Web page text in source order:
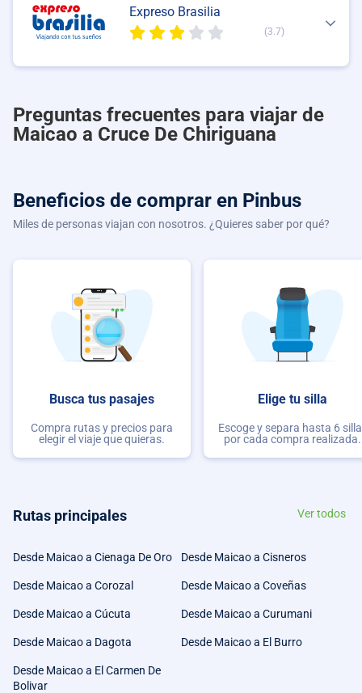
Expreso Brasilia
(3.7)
Preguntas frecuentes para viajar de
Maicao a Cruce De Chiriguana
Beneficios de comprar en Pinbus
Miles de personas viajan con nosotros. ¿Quieres saber por qué?
Busca tus pasajes
Compra rutas y precios para
elegir el viaje que quieras.
Elige tu silla
Escoge y separa hasta 6
por cada compra realizada.
Rutas principales Ver todos
Desde Maicao a Cienaga De Oro Desde Maicao a Cisneros
Desde Maicao a Corozal Desde Maicao a Coveñas
Desde Maicao a Cúcuta Desde Maicao a Curumani
Desde Maicao a Dagota Desde Maicao a El Burro
Desde Maicao a El Carmen De
Bolivar